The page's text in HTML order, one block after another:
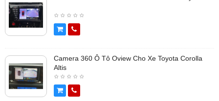
Camera 360 Ô Tô Oview Cho Xe Toyota Corolla
Altis